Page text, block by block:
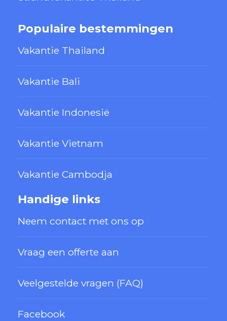
Populaire bestemmingen
Vakantie Thailand
Vakantie Bali
Vakantie Indonesië
Vakantie Vietnam
Vakantie Cambodja
Handige links
Neem contact met ons op
Vraag een offerte aan
Veelgestelde vragen (FAQ)
Facebook